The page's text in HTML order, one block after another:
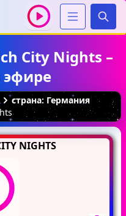
City Nights –
страна: Германия
NIGHTS